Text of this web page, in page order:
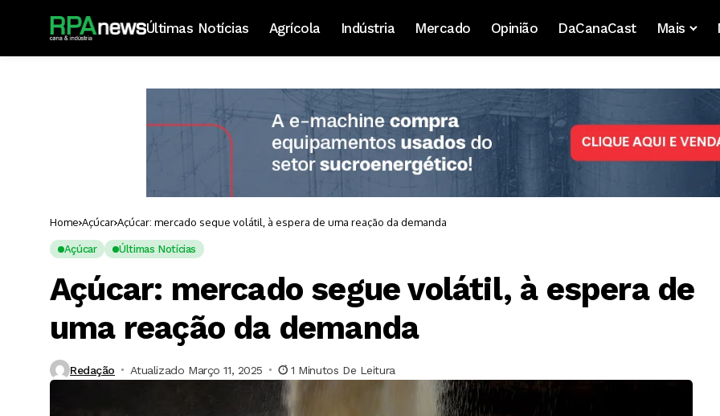
Últimas Notícias Agrícola Indústria Mercado Opinião DaCanaCast Mais
Home Açúcar Açúcar: mercado segue volátil, à espera de uma reação da demanda
Açúcar Últimas Notícias
Açúcar: mercado segue volátil, à espera de
uma reação da demanda
Redação Atualizado Março 11, 2025 1 Minutos De Leitura